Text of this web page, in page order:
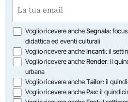
(Obbligatorio)
Opzioni
Voglio ricevere ancheSegnala:
didattica ed eventi culturali
Voglio ricevere ancheIncanti: il
Voglio ricevere ancheRender: il
urbana
Voglio ricevere ancheTailor: il
Voglio ricevere anchePax: il